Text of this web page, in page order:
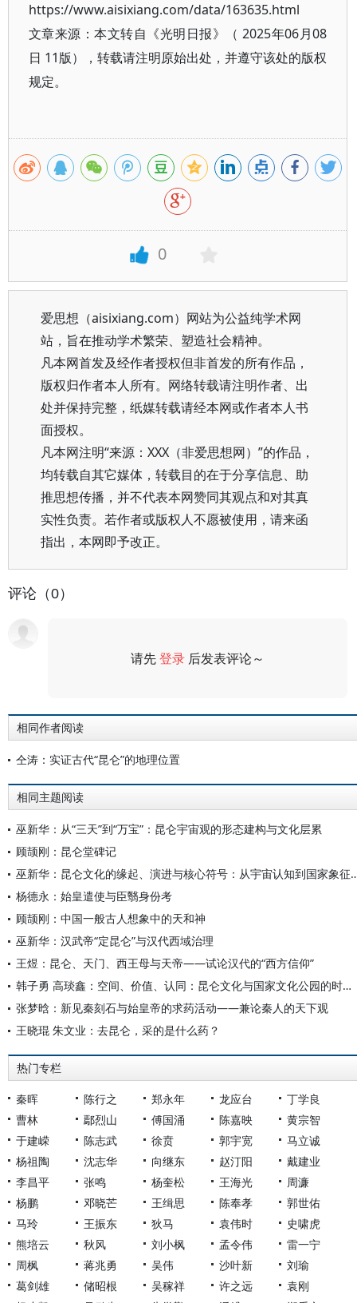
https://www.aisixiang.com/data/163635.html
文章来源：本文转自《光明日报》（ 2025年06月08
日 11版），转载请注明原始出处，并遵守该处的版权
规定。
0
爱思想（aisixiang.com）网站为公益纯学术网
站，旨在推动学术繁荣、塑造社会精神。
凡本网首发及经作者授权但非首发的所有作品，
版权归作者本人所有。网络转载请注明作者、出
处并保持完整，纸媒转载请经本网或作者本人书
面授权。
凡本网注明“来源：XXX（非爱思想网）”的作品，
均转载自其它媒体，转载目的在于分享信息、助
推思想传播，并不代表本网赞同其观点和对其真
实性负责。若作者或版权人不愿被使用，请来函
指出，本网即予改正。
评论（0）
请先登录 后发表评论～
相同作者阅读
仝涛：实证古代“昆仑”的地理位置
相同主题阅读
巫新华：从“三天”到“万宝”：昆仑宇宙观的形态建构与文化层累
顾颉刚：昆仑堂碑记
巫新华：昆仑文化的缘起、演
杨德永：始皇遣使与臣翳身份考
顾颉刚：中国一般古人想象中的天和神
巫新华：汉武帝“定昆仑”与汉代西域治理
王煜：昆仑、天门、西王母与天帝——试论汉代的“西方信仰”
韩子勇 高琰鑫：空间、价值、认同：昆仑文化与国家文化公园的时空耦合及文化共生
张梦晗：新见秦刻石与始皇帝的求药活动——兼论秦人的天下观
王晓琨 朱文业：去昆仑，采的是什么药？
热门专栏
秦晖 陈行之 郑永年 龙应台
丁学良
曹林
鄢烈山 傅国涌 陈嘉映
黄宗智
于建嵘
陈志武 徐贲 郭宇宽
马立诚
杨祖陶
沈志华 向继东 赵汀阳
戴建业
李昌平
张鸣 杨奎松 王海光
周濂
杨鹏
邓晓芒 王缉思 陈奉孝
郭世佑
马玲
王振东 狄马 袁伟时
史啸虎
熊培云
秋风 刘小枫 孟令伟
雷一宁
周枫
蒋兆勇 吴伟 沙叶新
刘瑜
葛剑雄
储昭根 吴稼祥 许之远
袁刚